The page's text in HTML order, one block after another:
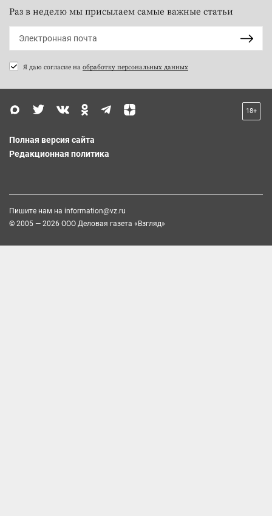
Раз в неделю мы присылаем самые важные статьи
Я даю согласие на обработку персональных данных
18+
Полная версия сайта
Редакционная политика
Пишите нам на information@vz.ru
© 2005 — 2026 ООО Деловая газета «Взгляд»